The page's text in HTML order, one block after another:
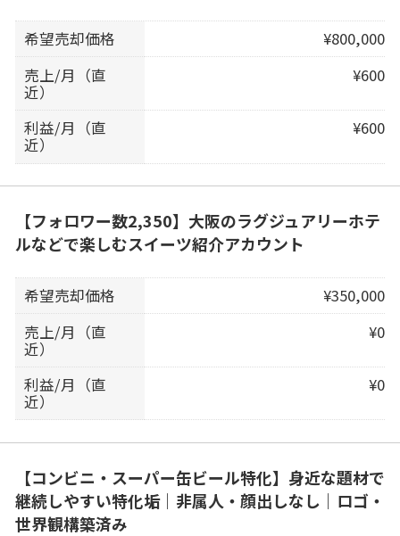
希望売却価格
¥800,000
売上/月（直
近）
¥600
利益/月（直
近）
¥600
【フォロワー数2,350】大阪のラグジュアリーホテ
ルなどで楽しむスイーツ紹介アカウント
希望売却価格
¥350,000
売上/月（直
近）
¥0
利益/月（直
近）
¥0
【コンビニ・スーパー缶ビール特化】身近な題材で
継続しやすい特化垢｜非属人・顔出しなし｜ロゴ・
世界観構築済み